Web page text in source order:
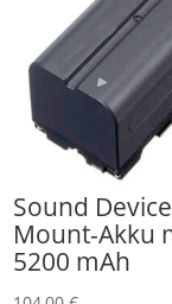
Sound
Mount-Akku
5200 mAh